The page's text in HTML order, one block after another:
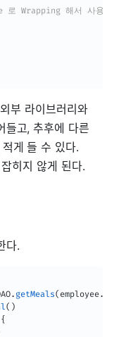
Wrapping 해서 사용하
부 라이브러리와
들고, 추후에 다른
게 들 수 있다.
히지 않게 된다.
다.
. getMeals( employee.
( )
{